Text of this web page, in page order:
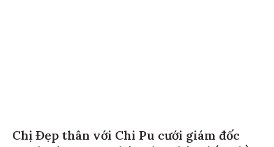
Chị Đẹp thân với Chi Pu cưới giám đốc